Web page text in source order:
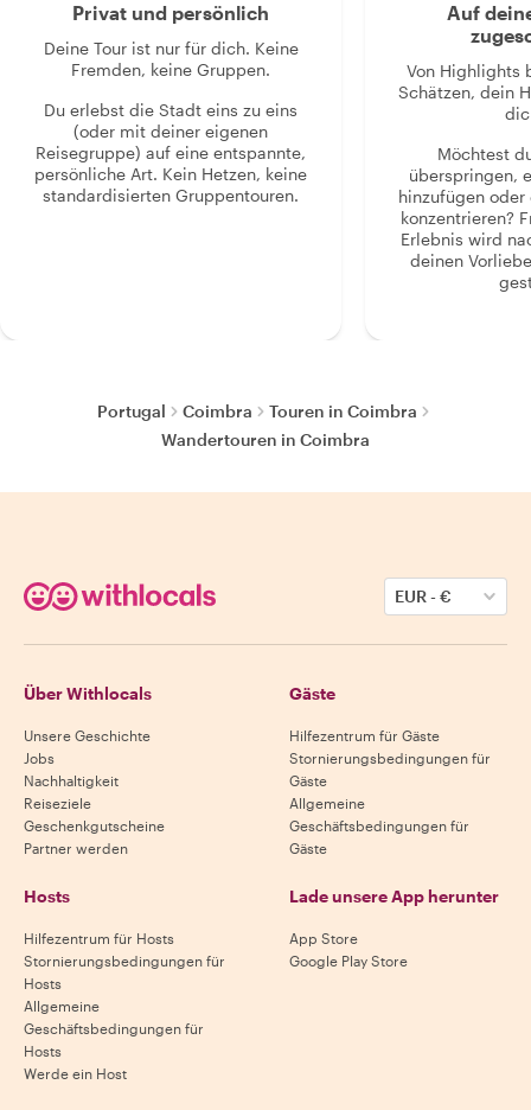
Privat und persönlich
Deine Tour ist nur für dich. Keine
Fremden, keine Gruppen.
Du erlebst die Stadt eins zu eins
(oder mit deiner eigenen
Reisegruppe) auf eine entspannte,
persönliche Art. Kein Hetzen, keine
standardisierten Gruppentouren.
Auf
Von Highlights
Schätzen, dein
Möchtest
überspringen,
hinzufügen
konzentrieren?
Erlebnis wird
deinen
Portugal Coimbra
Touren in Coimbra
Wandertouren in Coimbra
EUR-€
Über Withlocals
Unsere Geschichte
Jobs
Nachhaltigkeit
Reiseziele
Geschenkgutscheine
Partner werden
Gäste
Hilfezentrum für Gäste
Stornierungsbedingungen für
Gäste
Allgemeine
Geschäftsbedingungen für
Gäste
Hosts
Hilfezentrum für Hosts
Stornierungsbedingungen für
Hosts
Allgemeine
Geschäftsbedingungen für
Hosts
Werde ein Host
Lade unsere App herunter
App Store
Google Play Store